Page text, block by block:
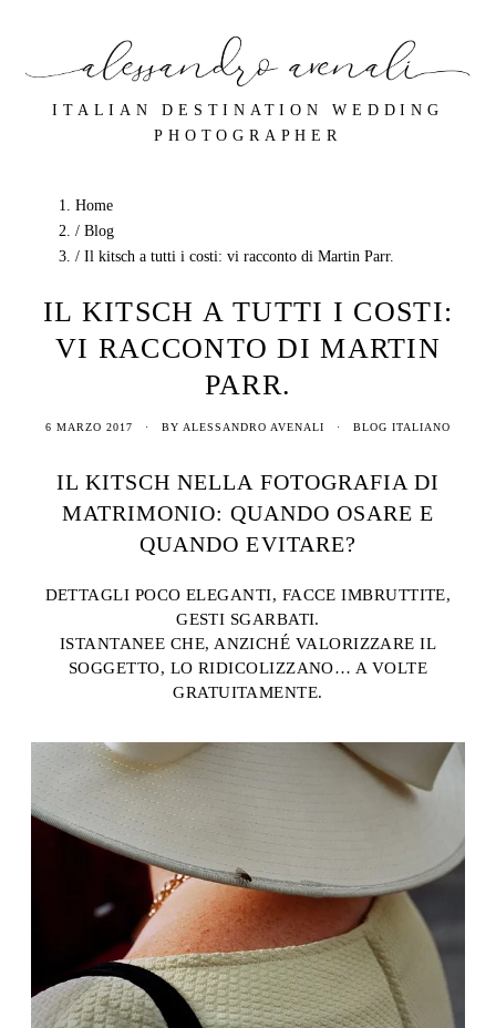
ITALIAN DESTINATION WEDDING
PHOTOGRAPHER
Home
/ Blog
/ Il kitsch a tutti i costi: vi racconto di Martin Parr.
IL KITSCH A TUTTI I COSTI:
VI RACCONTO DI MARTIN
PARR.
6 MARZO 2017 · BY ALESSANDRO AVENALI · BLOG ITALIANO
IL KITSCH NELLA FOTOGRAFIA DI
MATRIMONIO: QUANDO OSARE E
QUANDO EVITARE?
DETTAGLI POCO ELEGANTI, FACCE IMBRUTTITE,
GESTI SGARBATI.
ISTANTANEE CHE, ANZICHÉ VALORIZZARE IL
SOGGETTO, LO RIDICOLIZZANO… A VOLTE
GRATUITAMENTE.